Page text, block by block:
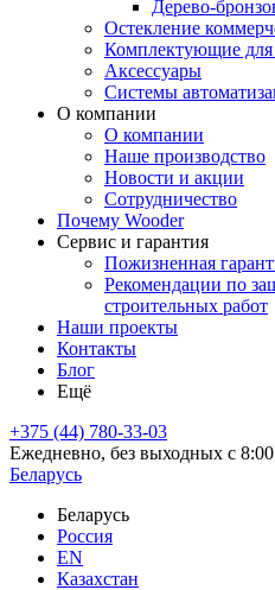
Дерево-
Остекление
Комплектующие для
Аксессуары
Системы
О компании
О компании
Наше производство
Новости и акции
Сотрудничество
Почему Wooder
Сервис и гарантия
Пожизненная
Рекомендации по
строительных работ
Наши проекты
Контакты
Блог
Ещё
+375 (44) 780-33-03
Ежедневно, без выходных с
Беларусь
Беларусь
Россия
EN
Казахстан